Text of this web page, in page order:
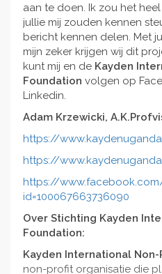
aan te doen. Ik zou het
jullie mij zouden kennen
bericht kennen delen. Met
mijn zeker krijgen wij dit
kunt mij en de Kayden
Foundation volgen op
Linkedin.
Adam Krzewicki,
https://
https://
https://
id=100067663736090
Over Stichting Kayden
Foundation:
Kayden International
non-profit organisatie die